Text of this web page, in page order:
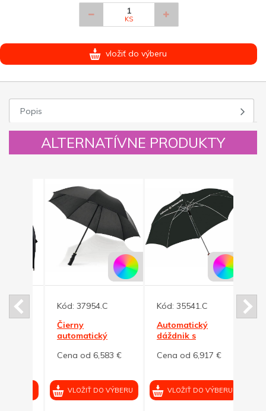
KS
vložiť do výberu
Popis
ALTERNATÍVNE PRODUKTY
Kód:37954.C
Čierny
automatický
tvarovaným
Cena od 6,583 €
VLOŽIŤ DO VÝBERU
Kód:35541.C
Automatický
dáždnik s
rukoväťou, čierna
Cena od 6,917 €
VLOŽIŤ DO VÝBERU